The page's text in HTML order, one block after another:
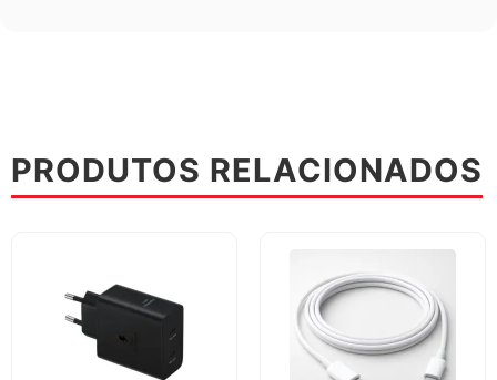
PRODUTOS RELACIONADOS